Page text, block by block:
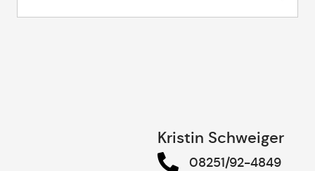
Kristin Schweiger
08251/92-4849